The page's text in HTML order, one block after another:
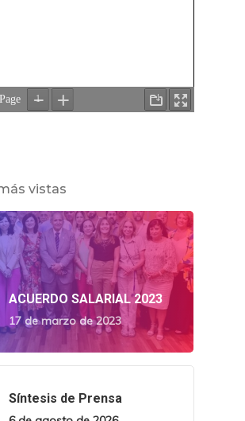
vistas
ACUERDO SALARIAL 2023
17 de marzo de 2023
Síntesis de Prensa